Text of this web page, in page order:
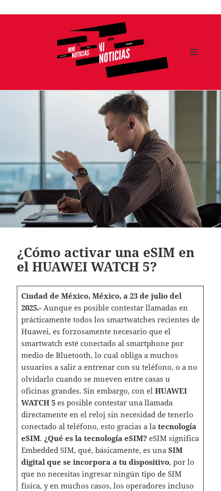
Ir
¿Cómo activar una eSIM en
el HUAWEI WATCH 5?
Ciudad de México, México, a 23 de julio del
2025.- Aunque es posible contestar llamadas en
prácticamente todos los smartwatches recientes de
Huawei, es forzosamente necesario que el
smartwatch esté conectado al smartphone por
medio de Bluetooth, lo cual obliga a muchos
usuarios a salir a entrenar con su teléfono, o a no
olvidarlo cuando se mueven entre casas u
oficinas grandes. Sin embargo, con el HUAWEI
WATCH 5es posible contestar una llamada
directamente en el reloj sin necesidad de tenerlo
conectado al teléfono, esto gracias a la tecnología
eSIM. ¿Qué es la tecnología eSIM?eSIM significa
Embedded SIM, qué, básicamente, es una SIM
digital que se incorpora a tu dispositivo, por lo
que no necesitas ingresar ningún tipo de SIM
física, y en muchos casos, los operadores incluso